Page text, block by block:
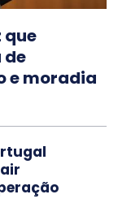
que
e moradia